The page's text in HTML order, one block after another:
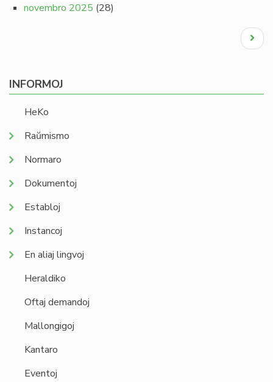
novembro 2025 (28)
Next
page
INFORMOJ
HeKo
Raŭmismo
Normaro
Dokumentoj
Establoj
Instancoj
En aliaj lingvoj
Heraldiko
Oftaj demandoj
Mallongigoj
Kantaro
Eventoj